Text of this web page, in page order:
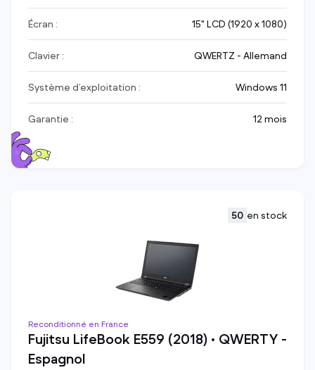
Écran : 15" LCD (1920 x 1080)
Clavier : QWERTZ - Allemand
Système d’exploitation : Windows 11
Garantie : 12 mois
50 en stock
Reconditionné en France
Fujitsu LifeBook E559 (2018) • QWERTY -
Espagnol